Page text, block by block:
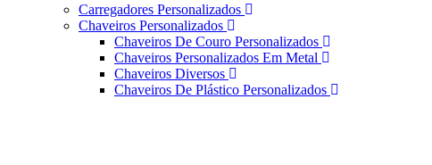
Carregadores Personalizados
Chaveiros Personalizados
Chaveiros De Couro Personalizados
Chaveiros Personalizados Em Metal
Chaveiros Diversos
Chaveiros De Plástico Personalizados